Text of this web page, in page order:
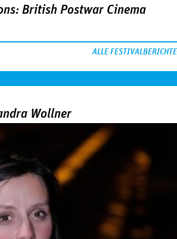
British Postwar Cinema
ALLE FESTIVALBERICHTE
Wollner